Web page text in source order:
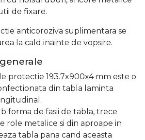
de fixare.
anticoroziva suplimentara se
la cald inainte de vopsire.
protectie 193.7x900x4 mm este o
din tabla laminta
forma de fasii de tabla, trece
role metalice si din aproape in
tabla pana cand aceasta